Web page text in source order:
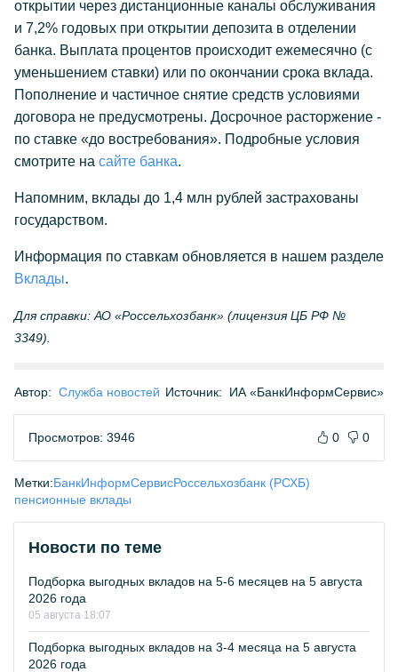
открытии через дистанционные каналы обслуживания
и 7,2% годовых при открытии депозита в отделении
банка. Выплата процентов происходит ежемесячно (с
уменьшением ставки) или по окончании срока вклада.
Пополнение и частичное снятие средств условиями
договора не предусмотрены. Досрочное расторжение -
по ставке «до востребования». Подробные условия
смотрите на сайте банка.
Напомним, вклады до 1,4 млн рублей застрахованы
государством.
Информация по ставкам обновляется в нашем разделе
Вклады.
Для справки: АО «Россельхозбанк» (лицензия ЦБ РФ №
3349).
Автор: Служба новостей Источник: ИА «БанкИнформСервис»
Просмотров: 3946 0 0
Метки:БанкИнформСервисРоссельхозбанк (РСХБ)
пенсионные вклады
Новости по теме
Подборка выгодных вкладов на 5-6 месяцев на 5 августа
2026 года
05 августа 18:07
Подборка выгодных вкладов на 3-4 месяца на 5 августа
2026 года